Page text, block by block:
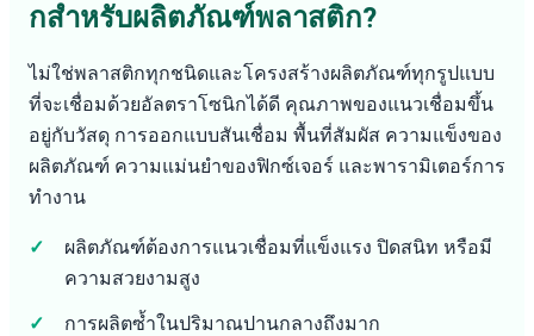
กสำหรับผลิตภัณฑ์พลาสติก?
ไม่ใช่พลาสติกทุกชนิดและโครงสร้างผลิตภัณฑ์ทุกรูปแบบ
ที่จะเชื่อมด้วยอัลตราโซนิกได้ดี คุณภาพของแนวเชื่อมขึ้น
อยู่กับวัสดุ การออกแบบสันเชื่อม พื้นที่สัมผัส ความแข็งของ
ผลิตภัณฑ์ ความแม่นยำของฟิกซ์เจอร์ และพารามิเตอร์การ
ทำงาน
ผลิตภัณฑ์ต้องการแนวเชื่อมที่แข็งแรง ปิดสนิท หรือมี
ความสวยงามสูง
การผลิตซ้ำในปริมาณปานกลางถึงมาก